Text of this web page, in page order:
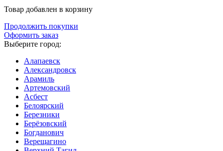
Товар добавлен в корзину
Продолжить покупки
Оформить заказ
Выберите город:
Алапаевск
Александровск
Арамиль
Артемовский
Асбест
Белоярский
Березники
Берёзовский
Богданович
Верещагино